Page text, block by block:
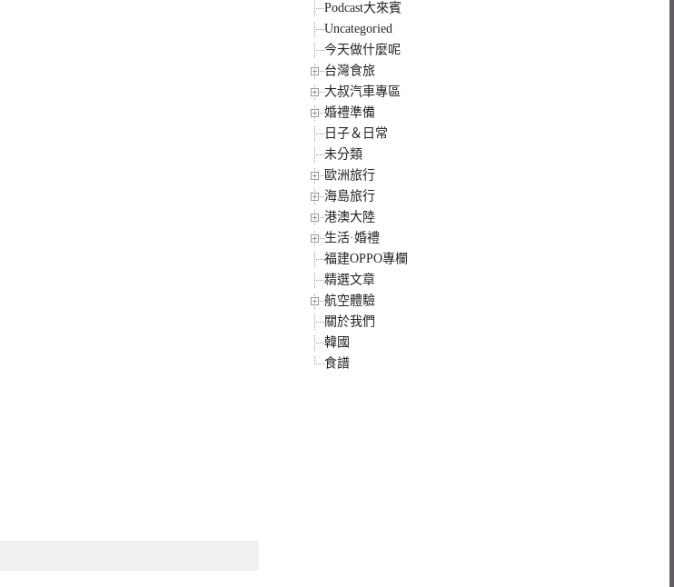
Podcast大來賓
Uncategoried
今天做什麼呢
台灣食旅
大叔汽車專區
婚禮準備
日子＆日常
未分類
歐洲旅行
海島旅行
港澳大陸
生活·婚禮
福建OPPO專欄
精選文章
航空體驗
關於我們
韓國
食譜